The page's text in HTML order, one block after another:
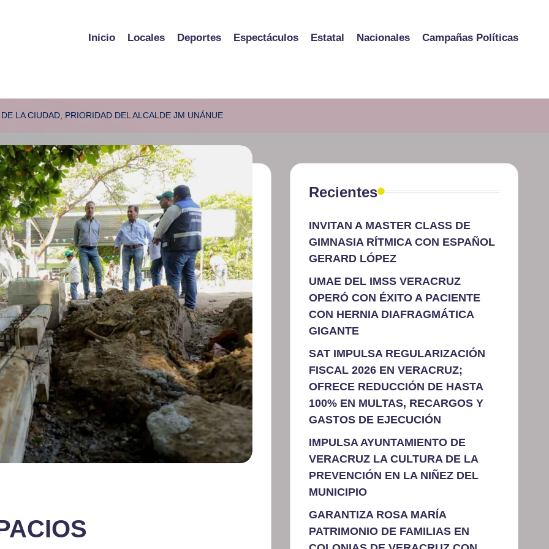
Inicio Locales Deportes Espectáculos Estatal Nacionales Campañas Políticas
LA CIUDAD, PRIORIDAD DEL ALCALDE JM UNÁNUE
Recientes
INVITAN A MASTER CLASS DE
GIMNASIA RÍTMICA CON ESPAÑOL
GERARD LÓPEZ
UMAE DEL IMSS VERACRUZ
OPERÓ CON ÉXITO A PACIENTE
CON HERNIA DIAFRAGMÁTICA
GIGANTE
SAT IMPULSA REGULARIZACIÓN
FISCAL 2026 EN VERACRUZ;
OFRECE REDUCCIÓN DE HASTA
100% EN MULTAS, RECARGOS Y
GASTOS DE EJECUCIÓN
IMPULSA AYUNTAMIENTO DE
VERACRUZ LA CULTURA DE LA
PREVENCIÓN EN LA NIÑEZ DEL
MUNICIPIO
GARANTIZA ROSA MARÍA
PATRIMONIO DE FAMILIAS EN